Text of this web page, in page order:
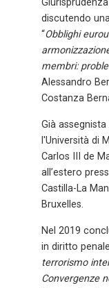
discutendo
“Obblighi
membri:
Alessandro
Costanza
Già
l'Università di
Carlos III de
all’estero
Castilla-La
Bruxelles.
Nel 2019
in diritto
terrorismo
Convergenze